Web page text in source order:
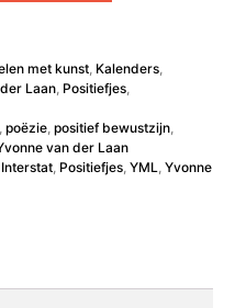
met kunst Kalenders
Laan Positiefjes
poëzie positief bewustzijn
van der Laan
Interstat Positiefjes YML Yvonne